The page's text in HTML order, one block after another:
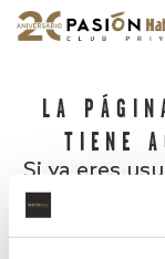
LA
TIENE
Si ya eres